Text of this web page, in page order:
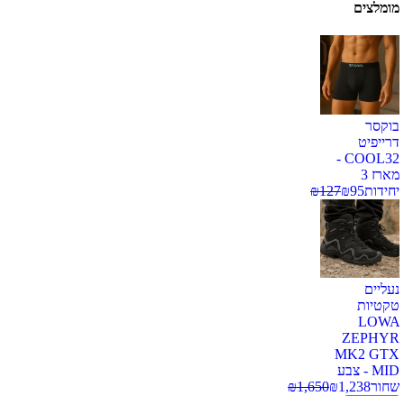
מומלצים
בוקסר
דרייפיט
COOL32 -
מארז 3
יחידות
₪95
₪127
נעליים
טקטיות
LOWA
ZEPHYR
MK2 GTX
MID - צבע
שחור
₪1,238
₪1,650